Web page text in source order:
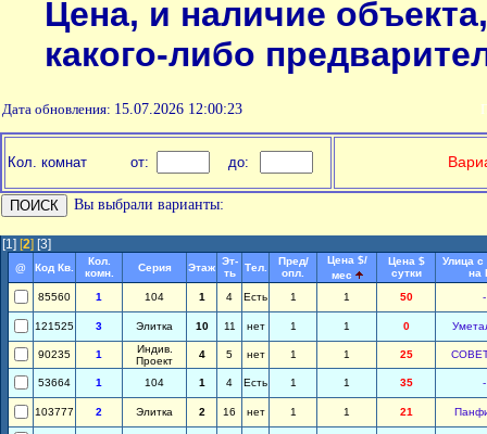
Цена, и наличие
какого-либо
Дата обновления: 15.07.2026 12:00:23
Кол. комнат от: до:
Вы выбрали варианты:
[1] [2] [3]
@ Код Кв.
Кол.
комн.
Серия Этаж
Эт-
ть
Тел.
Пред/
опл.
Цена $/
мес
Цена $
сутки
Улица с
на
85560
1 104 1 4 Есть 1 1 50 -
121525 3 Элитка 10 11 нет 1 1 0
90235 1
Индив.
Проект
4 5 нет 1 1 25
53664 1 104 1 4 Есть 1 1 35 -
103777 2 Элитка 2 16 нет 1 1 21